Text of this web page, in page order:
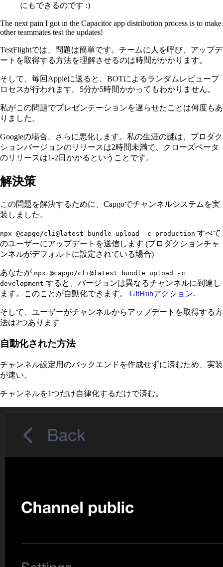
にもできるのです :)
The next pain I got in the Capacitor app distribution process is to make
other teammates test the updates!
TestFlightでは、問題は簡単です。チームに人を呼び、アップデ
ートを取得する方法を理解させるのは時間がかかります。
そして、毎回Appleに送ると、BOTによるランダムレビュープ
ロセスが行われます。5分か5時間かかってもわかりません。
私がこの問題でプレゼンテーションを遅らせたことは何度もあ
りました。
Googleの場合、さらに悪化します。私の生涯の謎は、プロダク
ションバージョンのリリースは2時間未満で、クローズベータ
のリリースは1-2日かかるということです。
解決策
この問題を解決するために、Capgoでチャンネルシステムを実
装しました。
npx @capgo/cli@latest bundle upload -c production すべて
のユーザーにアップデートを送信します (プロダクションチャ
ンネルがデフォルトに設定されている場合)
あなたが npx @capgo/cli@latest bundle upload -c
development すると、バージョンは異なるチャンネルに到達し
ます。このことが自動化できます。 GitHubアクション.
そして、ユーザーがチャンネルからアップデートを取得する方
法は2つあります
自動化された方法
チャンネル設定用のバックエンドを作成せずに済むため、実装
が速い。
チャンネルを1つだけ自律化するだけで済む。